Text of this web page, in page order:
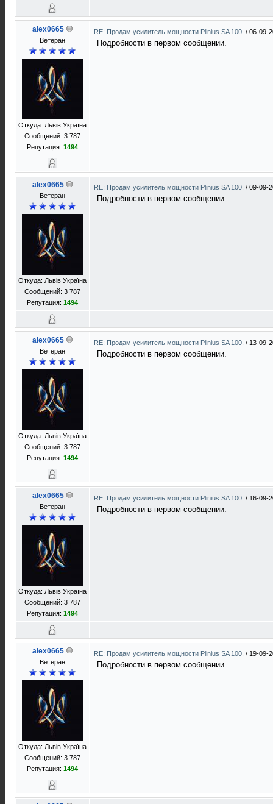
alex0665
Ветеран
Откуда: Львів Україна
Сообщений: 3 787
Репутация: 1494
RE: Продам усилитель мощности Plinius SA 100. / 06-09-
Подробности в первом сообщении.
alex0665
Ветеран
Откуда: Львів Україна
Сообщений: 3 787
Репутация: 1494
RE: Продам усилитель мощности Plinius SA 100. / 09-09-
Подробности в первом сообщении.
alex0665
Ветеран
Откуда: Львів Україна
Сообщений: 3 787
Репутация: 1494
RE: Продам усилитель мощности Plinius SA 100. / 13-09-
Подробности в первом сообщении.
alex0665
Ветеран
Откуда: Львів Україна
Сообщений: 3 787
Репутация: 1494
RE: Продам усилитель мощности Plinius SA 100. / 16-09-
Подробности в первом сообщении.
alex0665
Ветеран
Откуда: Львів Україна
Сообщений: 3 787
Репутация: 1494
RE: Продам усилитель мощности Plinius SA 100. / 19-09-
Подробности в первом сообщении.